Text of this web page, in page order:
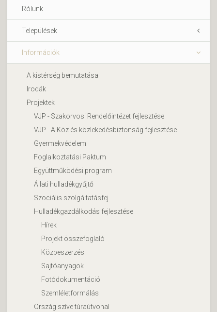
Rólunk
Települések
Információk
A kistérség bemutatása
Irodák
Projektek
VJP - Szakorvosi Rendelőintézet fejlesztése
VJP - A Köz és közlekedésbiztonság fejlesztése
Gyermekvédelem
Foglalkoztatási Paktum
Együttműködési program
Állati hulladékgyűjtő
Szociális szolgáltatásfej.
Hulladékgazdálkodás fejlesztése
Hírek
Projekt összefoglaló
Közbeszerzés
Sajtóanyagok
Fotódokumentáció
Szemléletformálás
Ország szíve túraútvonal